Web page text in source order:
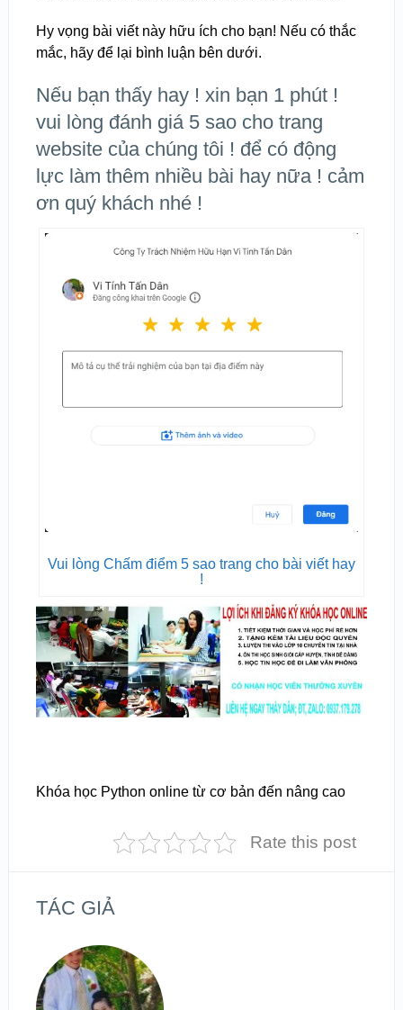
Hy vọng bài viết này hữu ích cho bạn! Nếu có thắc
mắc, hãy để lại bình luận bên dưới.
Nếu bạn thấy hay ! xin bạn 1 phút !
vui lòng đánh giá 5 sao cho trang
website của chúng tôi ! để có động
lực làm thêm nhiều bài hay nữa ! cảm
ơn quý khách nhé !
Vui lòng Chấm điểm 5 sao trang cho bài viết hay
!
Khóa học Python online từ cơ bản đến nâng cao
Rate this post
TÁC GIẢ